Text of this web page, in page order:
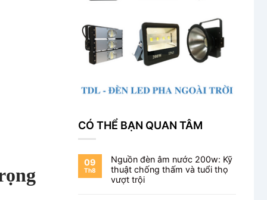
CÓ THỂ BẠN QUAN TÂM
09
Th8
Nguồn đèn âm nước 200w: Kỹ
thuật chống thấm và tuổi thọ
vượt trội